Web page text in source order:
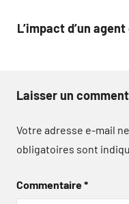
L’impact d’un
Laisser un
Votre adresse e-mail
obligatoires sont
Commentaire*